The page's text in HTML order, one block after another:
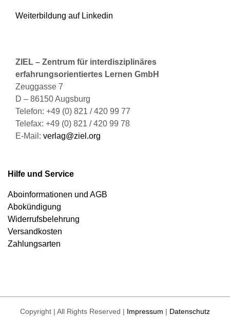
Weiterbildung auf Linkedin
ZIEL – Zentrum für interdisziplinäres
erfahrungsorientiertes Lernen GmbH
Zeuggasse 7
D – 86150 Augsburg
Telefon: +49 (0) 821 / 420 99 77
Telefax: +49 (0) 821 / 420 99 78
E-Mail: verlag@ziel.org
Hilfe und Service
Aboinformationen und AGB
Abokündigung
Widerrufsbelehrung
Versandkosten
Zahlungsarten
Copyright | All Rights Reserved | Impressum | Datenschutz